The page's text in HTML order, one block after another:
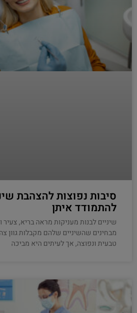
סיבות נפוצות להצהבת
להתמודד איתן
שיניים לבנות מעניקות מראה בריא,
מבחינים שהשיניים שלהם מקבלות גוון
טבעית ונפוצה, אך לעיתים היא מביכה